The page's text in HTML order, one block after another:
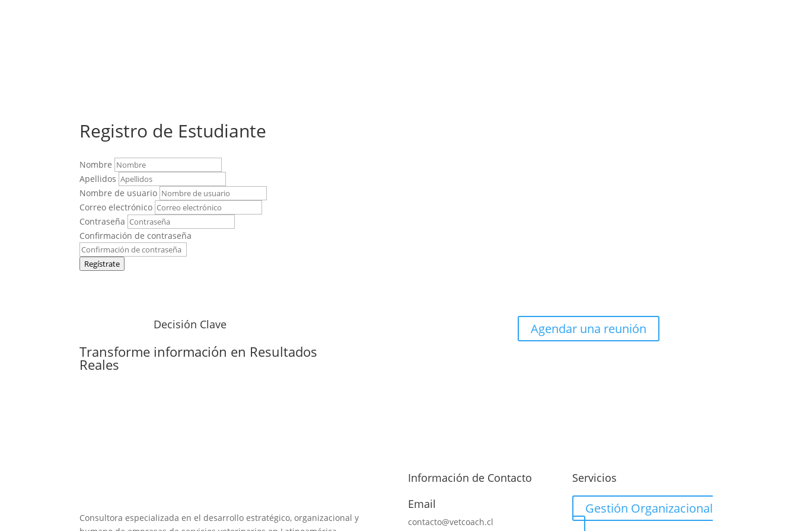
Registro de Estudiante
Nombre
Apellidos
Nombre de usuario
Correo electrónico
Contraseña
Confirmación de contraseña
Regístrate
Decisión Clave
Transforme información en Resultados
Reales
Agendar una reunión
Consultora especializada en el desarrollo estratégico, organizacional y
Información de Contacto
Email
contacto@vetcoach.cl
Servicios
Gestión Organizacional